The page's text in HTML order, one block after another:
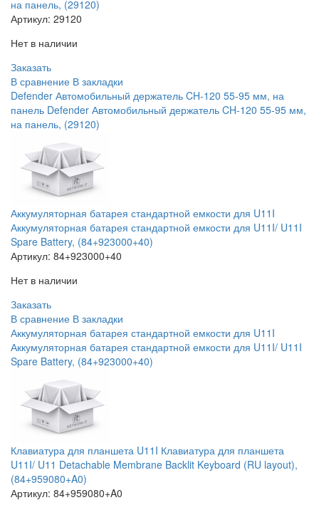
на панель, (29120)
Артикул: 29120
Нет в наличии
Заказать
В сравнение В закладки
Defender Автомобильный держатель CH-120 55-95 мм, на
панель Defender Автомобильный держатель CH-120 55-95 мм,
на панель, (29120)
Аккумуляторная батарея стандартной емкости для U11I
Аккумуляторная батарея стандартной емкости для U11I/ U11I
Spare Battery, (84+923000+40)
Артикул: 84+923000+40
Нет в наличии
Заказать
В сравнение В закладки
Аккумуляторная батарея стандартной емкости для U11I
Аккумуляторная батарея стандартной емкости для U11I/ U11I
Spare Battery, (84+923000+40)
Клавиатура для планшета U11I Клавиатура для планшета
U11I/ U11 Detachable Membrane Backlit Keyboard (RU layout),
(84+959080+A0)
Артикул: 84+959080+A0